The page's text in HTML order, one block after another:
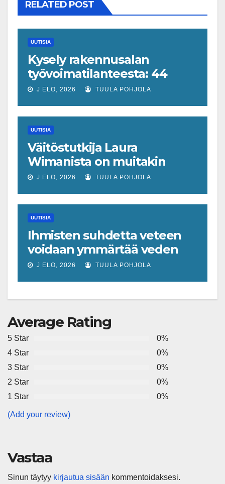
RELATED POST
UUTISIA
Kysely rakennusalan
työvoimatilanteesta: 44
prosenttia on havainnut
J ELO, 2026 TUULA POHJOLA
UUTISIA
Väitöstutkija Laura
Wimanista on muitakin
keinoja pelastaa hyvin­
J ELO, 2026 TUULA POHJOLA
UUTISIA
Ihmisten suhdetta veteen
voidaan ymmärtää veden
tajun käsitteen kautta
J ELO, 2026 TUULA POHJOLA
Average Rating
5 Star
0%
4 Star
0%
3 Star
0%
2 Star
0%
1 Star
0%
(Add your review)
Vastaa
Sinun täytyy kirjautua sisään kommentoidaksesi.